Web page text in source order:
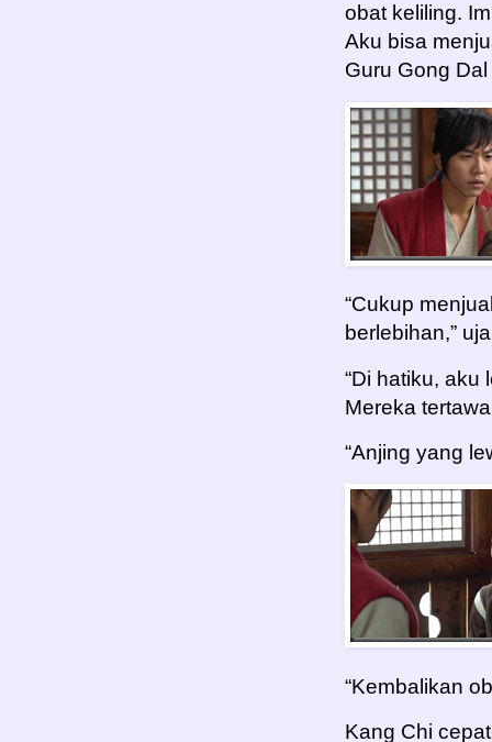
obat keliling.
Aku bisa
Guru Gong
“Cukup
berlebihan,”
“Di hatiku, aku
Mereka
“Anjing yang
“Kembalikan
Kang Chi